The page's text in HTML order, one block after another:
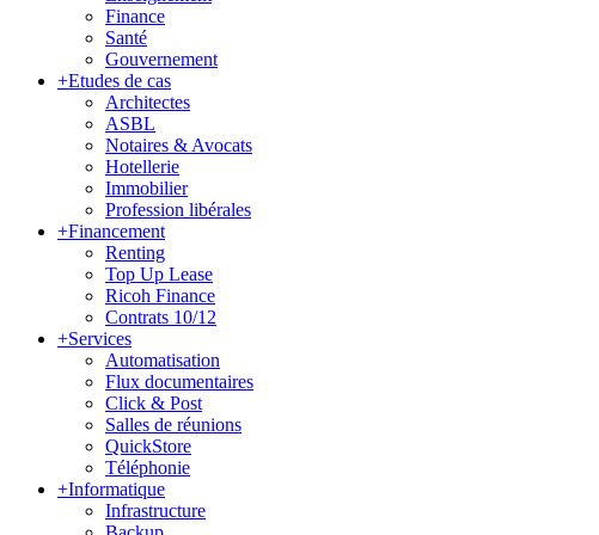
Finance
Santé
Gouvernement
+Etudes de cas
Architectes
ASBL
Notaires & Avocats
Hotellerie
Immobilier
Profession libérales
+Financement
Renting
Top Up Lease
Ricoh Finance
Contrats 10/12
+Services
Automatisation
Flux documentaires
Click & Post
Salles de réunions
QuickStore
Téléphonie
+Informatique
Infrastructure